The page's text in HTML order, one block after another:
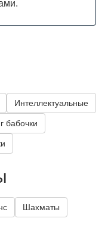
Интеллектуальные
бабочки
Шахматы